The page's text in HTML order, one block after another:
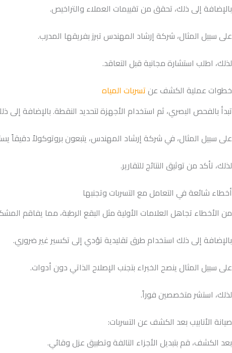
بالإضافة إلى ذلك، تحقق من تقييمات العملاء والتراخيص.
على سبيل المثال، شركة إرشاد المهندس تبرز بفريقها المدرب.
لذلك، اطلب استشارة مجانية قبل التعاقد.
خطوات عملية الكشف عنتسربات المياه
تبدأ بالفحص البصري، ثم استخدام الأجهزة لتحديد النقطة. بالإضافة إلى
على سبيل المثال، في شركة إرشاد المهندس، يتبعون بروتوكولاً دقيقاً
لذلك، تأكد من توثيق النتائج للتقارير.
أخطاء شائعة في التعامل مع التسربات وتجنبها
من الأخطاء تجاهل العلامات الأولية مثل البقع الرطبة، مما يفاقم
بالإضافة إلى ذلك استخدام طرق تقليدية تؤدي إلى تكسير غير ضروري.
على سبيل المثال ينصح الخبراء بتجنب الإصلاح الذاتي دون أدوات.
لذلك، استشر متخصصين فوراً.
صيانة الأنابيب بعد الكشف عن التسربات:
بعد الكشف، قم بتبديل الأجزاء التالفة وتطبيق عزل وقائي.